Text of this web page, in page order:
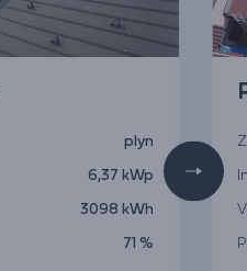
plyn
6,37 kWp
3098 kWh
71 %